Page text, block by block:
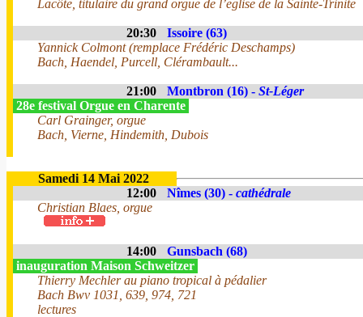
Lacôte, titulaire du grand orgue de l’eglise de la Sainte-Trinite
20:30
Issoire (63)
Yannick Colmont (remplace Frédéric Deschamps)
Bach, Haendel, Purcell, Clérambault...
21:00 Montbron (16) - St-Léger
28e festival Orgue en Charente
Carl Grainger, orgue
Bach, Vierne, Hindemith, Dubois
Samedi 14 Mai 2022
12:00
Nîmes (30) - cathédrale
Christian Blaes, orgue
14:00
Gunsbach (68)
inauguration Maison Schweitzer
Thierry Mechler au piano tropical à pédalier
Bach Bwv 1031, 639, 974, 721
lectures